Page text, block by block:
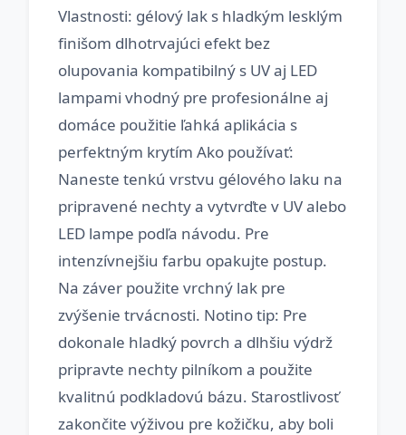
Vlastnosti: gélový lak s hladkým lesklým
finišom dlhotrvajúci efekt bez
olupovania kompatibilný s UV aj LED
lampami vhodný pre profesionálne aj
domáce použitie ľahká aplikácia s
perfektným krytím Ako používať:
Naneste tenkú vrstvu gélového laku na
pripravené nechty a vytvrďte v UV alebo
LED lampe podľa návodu. Pre
intenzívnejšiu farbu opakujte postup.
Na záver použite vrchný lak pre
zvýšenie trvácnosti. Notino tip: Pre
dokonale hladký povrch a dlhšiu výdrž
pripravte nechty pilníkom a použite
kvalitnú podkladovú bázu. Starostlivosť
zakončite výživou pre kožičku, aby boli